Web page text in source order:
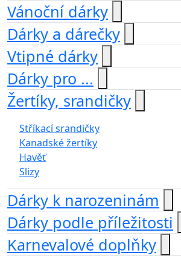
Vánoční dárky
Dárky a dárečky
Vtipné dárky
Dárky pro ...
Žertíky, srandičky
Stříkací srandičky
Kanadské žertíky
Havěť
Slizy
Dárky k narozeninám
Dárky podle příležitosti
Karnevalové doplňky